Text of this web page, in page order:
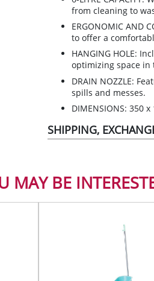
SUJETAPUERTAS Y BURLETES
VELAS Y PORTAVELAS
PINTURA ANTICALÓRICA
PINTURA PAREDES Y TECHOS
PINTURA PISCINAS
PROTECTORES MADERA
SUELOS Y SEÑALIZACIÓN
from cleaning to
ERGONOMIC AND
to offer a
HANGING HOLE:
optimizing space in
DRAIN NOZZLE:
spills and messes.
DIMENSIONS: 350
SHIPPING,
MAY BE